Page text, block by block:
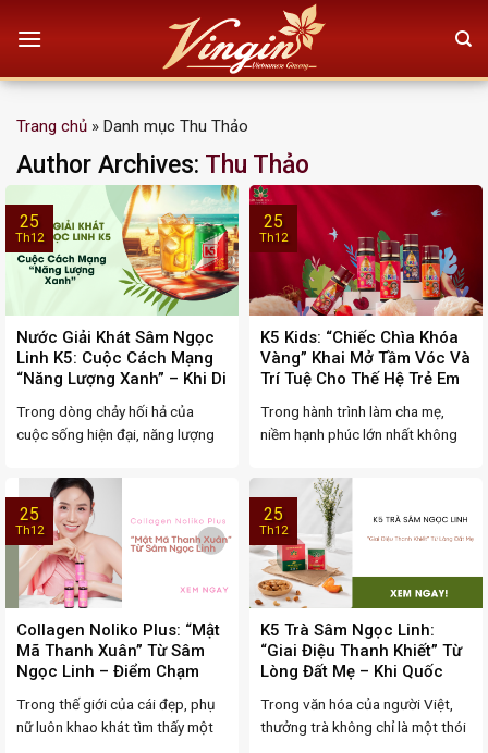
Trang chủ » Danh mục Thu Thảo
Author Archives: Thu Thảo
Nước Giải Khát Sâm Ngọc
Linh K5: Cuộc Cách Mạng
“Năng Lượng Xanh” – Khi Di
Sản Quốc Bảo Hóa Thân
Thành Sức Mạnh Đường
Đua
Trong dòng chảy hối hả của
cuộc sống hiện đại, năng lượng
25
Th12
K5 Kids: “Chiếc Chìa Khóa
Vàng” Khai Mở Tầm Vóc Và
Trí Tuệ Cho Thế Hệ Trẻ Em
Trong hành trình làm cha mẹ,
niềm hạnh phúc lớn nhất không
25
Th12
Collagen Noliko Plus: “Mật
Mã Thanh Xuân” Từ Sâm
Ngọc Linh – Điểm Chạm
Tinh Tế Của Dược Liệu Quý
Và Công Nghệ Làm Đẹp
Hiện Đại
Trong thế giới của cái đẹp, phụ
nữ luôn khao khát tìm thấy một
25
Th12
K5 Trà Sâm Ngọc Linh:
“Giai Điệu Thanh Khiết” Từ
Lòng Đất Mẹ – Khi Quốc
Pháp Chăm Sóc Thân –
Tâm – Trí
Trong văn hóa của người Việt,
thưởng trà không chỉ là một thói
25
Th12